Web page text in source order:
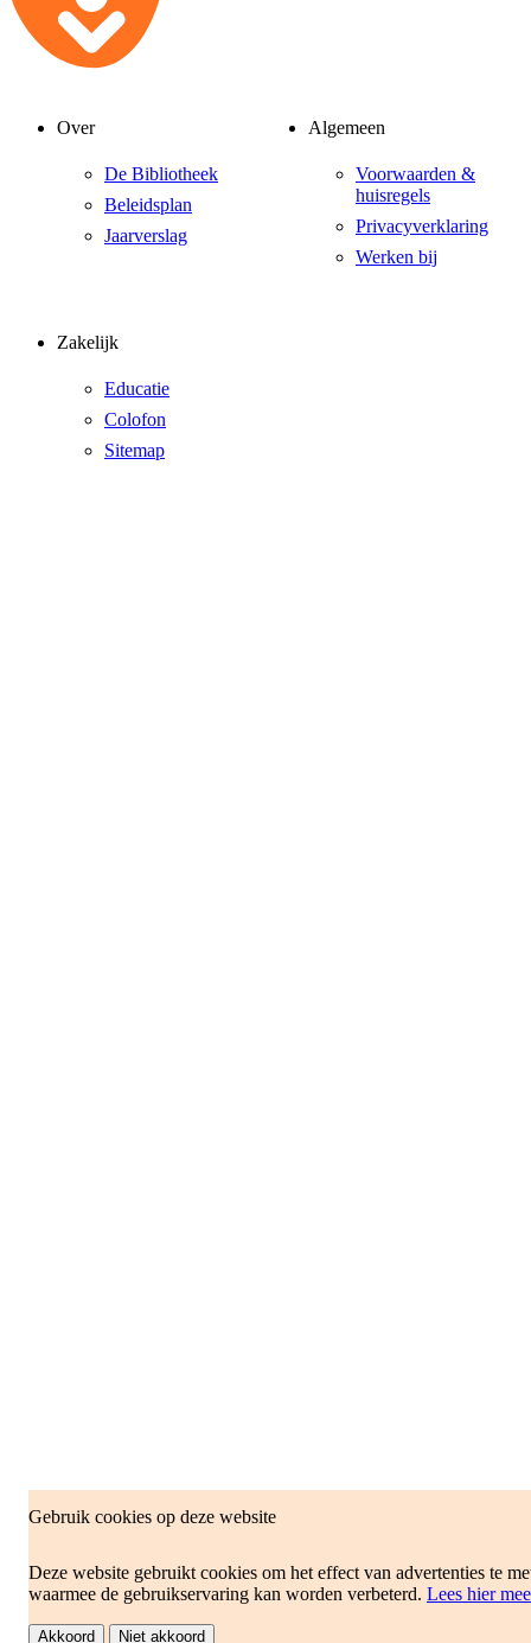
Gebruik cookies op deze website
Deze website gebruikt cookies om het effect van advertenties te
waarmee de gebruikservaring kan worden verbeterd. Lees hier
Akkoord Niet akkoord
Over
De Bibliotheek
Beleidsplan
Jaarverslag
Algemeen
Voorwaarden &
huisregels
Privacyverklaring
Werken bij
Zakelijk
Educatie
Colofon
Sitemap